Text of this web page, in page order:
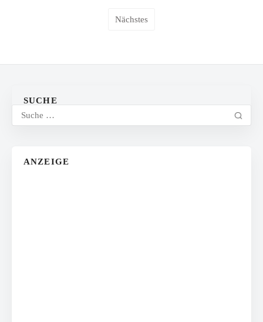
Nächstes
SUCHE
ANZEIGE